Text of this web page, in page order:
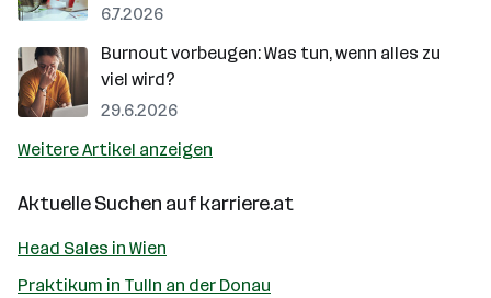
6.7.2026
Burnout vorbeugen: Was tun, wenn alles zu
viel wird?
29.6.2026
Weitere Artikel anzeigen
Aktuelle Suchen aufkarriere.at
Head Sales in Wien
Praktikum in Tulln an der Donau